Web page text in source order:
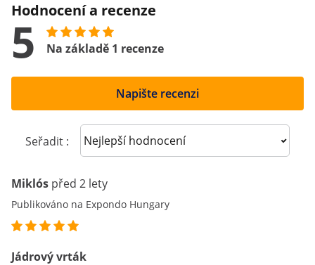
Hodnocení a recenze
5 Na základě 1 recenze
Napište recenzi
Seřadit : Sort reviews
Miklós před 2 lety
Publikováno na Expondo Hungary
Jádrový vrták